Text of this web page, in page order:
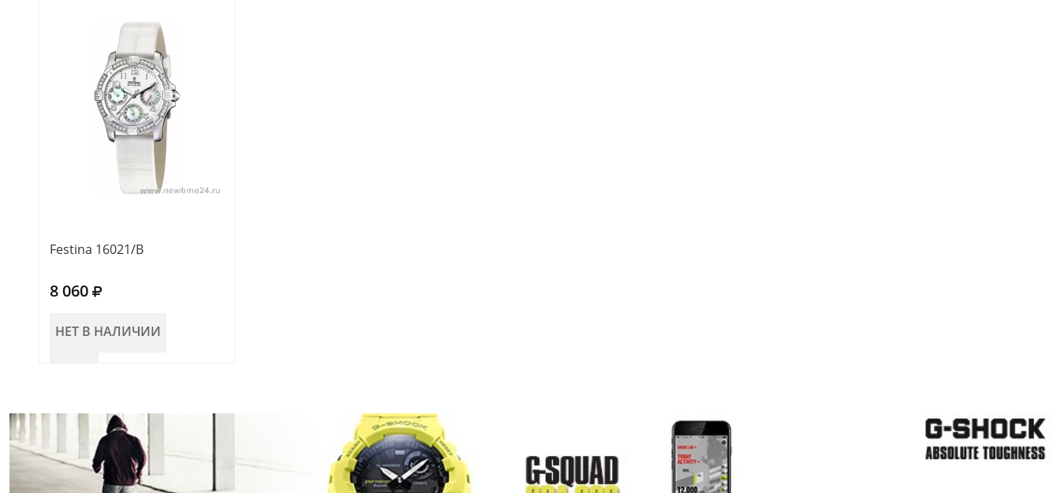
Festina 16021/B
8 060
НЕТ В НАЛИЧИИ